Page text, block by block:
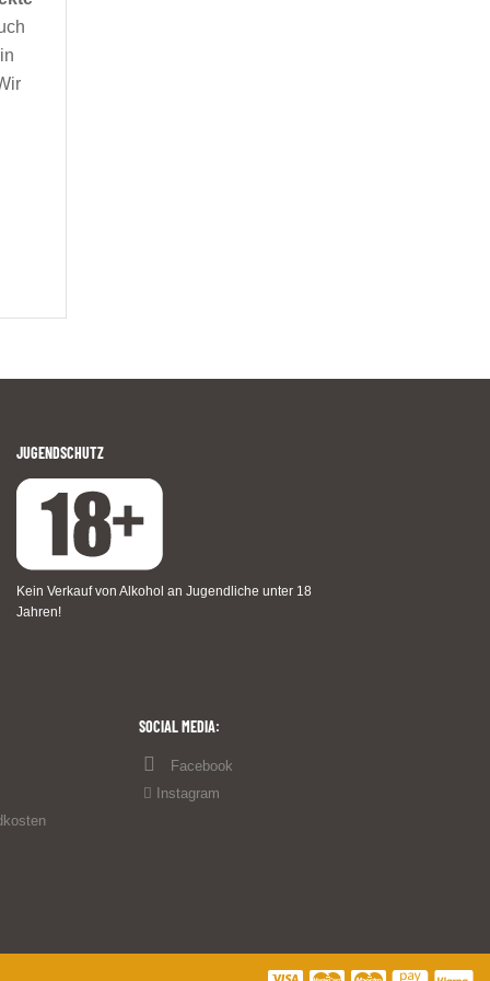
JUGENDSCHUTZ
Kein Verkauf von Alkohol an Jugendliche unter 18
Jahren!
SOCIAL MEDIA:
Facebook
Instagram